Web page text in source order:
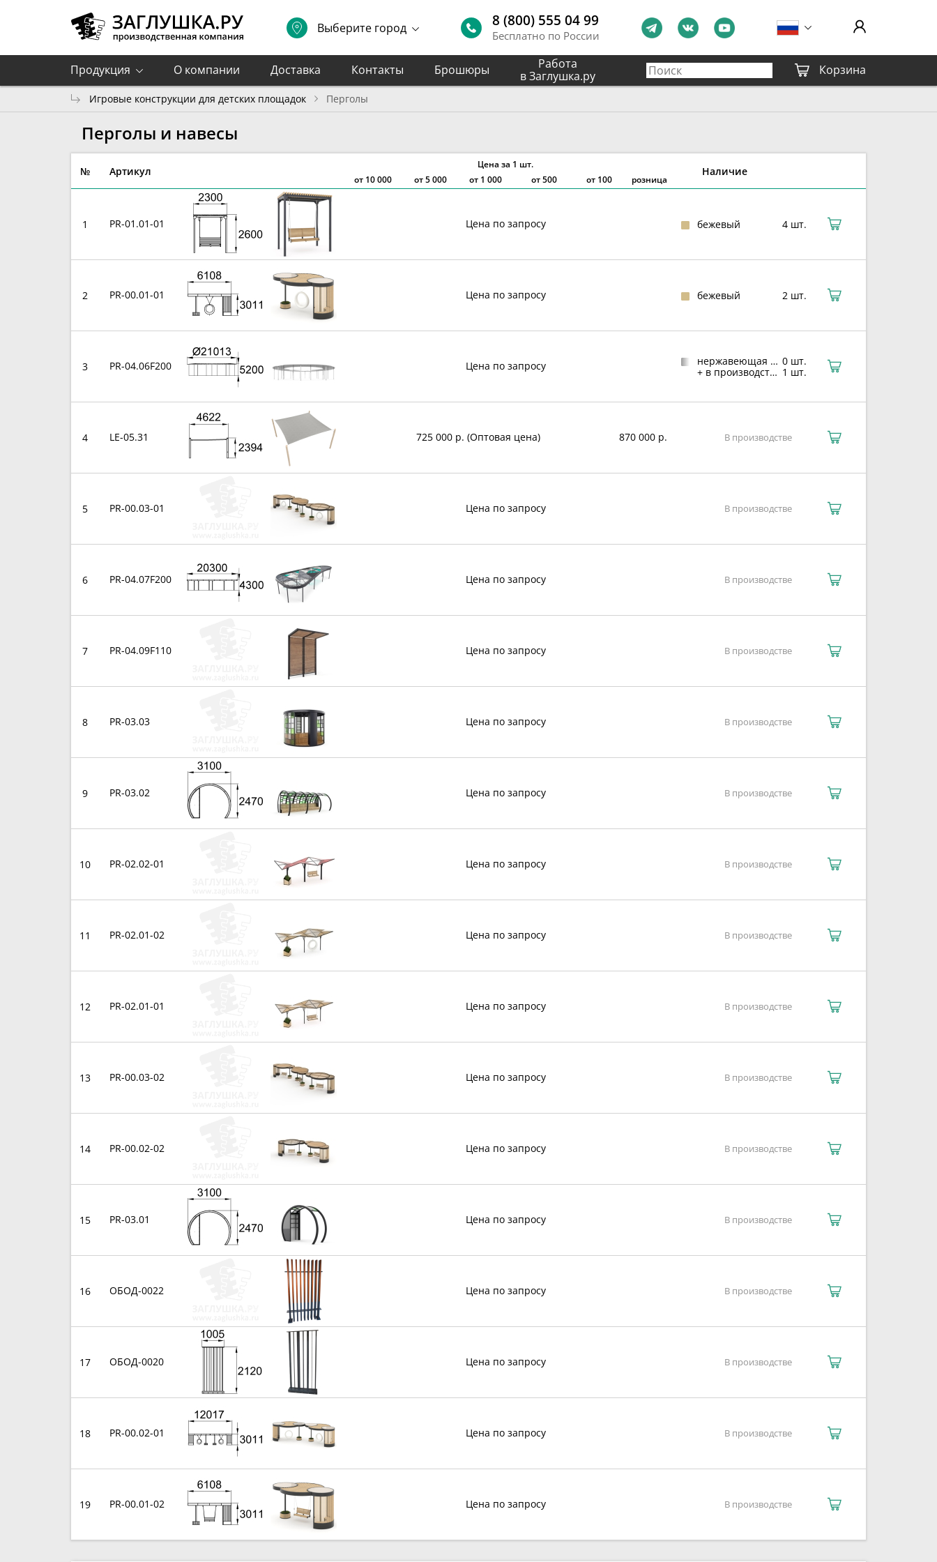
Выберите город 8 (800) 555 04 99
Бесплатно по России
Продукция О компании Доставка Контакты Брошюры
Работа
в Заглушка.ру
Корзина
Игровые конструкции для детских площадок Перголы
Перголы и навесы
№ Артикул
Цена за 1 шт.
Наличие
от 10 000 от5 000 от 1 000 от 500 от 100 розница
1 PR-01.01-01 Цена по запросу бежевый 4 шт.
2 PR-00.01-01 Цена по запросу бежевый 2 шт.
3 PR-04.06F200 Цена по запросу нержавеющая сталь
0 шт.
+ в производстве 1 шт.
4 LE-05.31 725 000 р. (Оптовая цена) 870 000 р. В производстве
5 PR-00.03-01 Цена по запросу В производстве
6 PR-04.07F200 Цена по запросу В производстве
7 PR-04.09F110 Цена по запросу В производстве
8 PR-03.03 Цена по запросу В производстве
9 PR-03.02 Цена по запросу В производстве
10 PR-02.02-01 Цена по запросу В производстве
11 PR-02.01-02 Цена по запросу В производстве
12 PR-02.01-01 Цена по запросу В производстве
13 PR-00.03-02 Цена по запросу В производстве
14 PR-00.02-02 Цена по запросу В производстве
15 PR-03.01 Цена по запросу В производстве
16 ОБОД-0022 Цена по запросу В производстве
17 ОБОД-0020 Цена по запросу В производстве
18 PR-00.02-01 Цена по запросу В производстве
19 PR-00.01-02 Цена по запросу В производстве